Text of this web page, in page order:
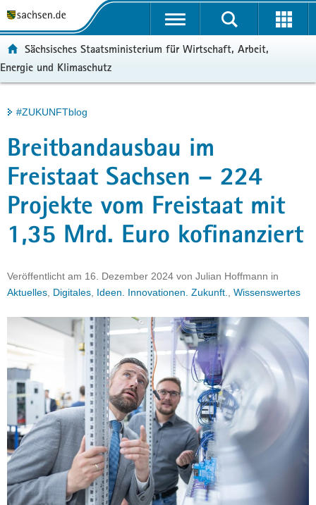
t
a
l
e
r
g
e
d
e
N
v
g
a
i
o
n
u
p
t
h
a
l
e
r
v
e
Portalübergreifende
Sächsisches Staatsministerium für Wirtschaft, Arbeit,
Energie und Klimaschutz
Hauptinhalt
#ZUKUNFTblog
Breitbandausbau im
Freistaat Sachsen – 224
Projekte vom Freistaat mit
1,35 Mrd. Euro kofinanziert
Veröffentlicht am 16. Dezember 2024 von Julian Hoffmann in
Aktuelles Digitales Ideen. Innovationen. Zukunft. Wissenswertes